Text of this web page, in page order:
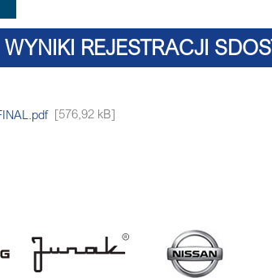
WYNIKI REJESTRACJI
[576,92 kB]